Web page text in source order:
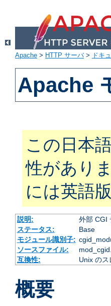
Apache > HTTP サーバ> ドキ
Apache
この日本
性があり
には英語
説明:
外部 CGI
ステータス:
Base
モジュール識別子:
ソースファイル:
互換性:
Unix の
概要